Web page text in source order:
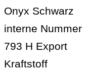
Onyx Schwarz
interne Nummer
793 H Export
Kraftstoff